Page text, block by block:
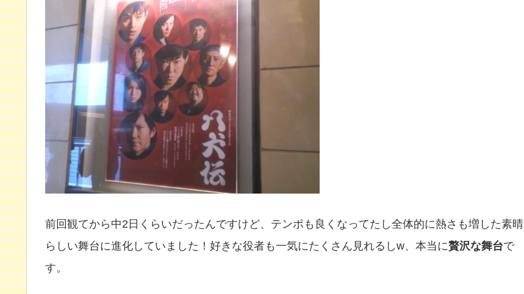
前回観てから中2日くらいだったんですけど、テンポも良くなってたし全体的に熱さも増した素晴
らしい舞台に進化していました！好きな役者も一気にたくさん見れるしw、本当に贅沢な舞台で
す。